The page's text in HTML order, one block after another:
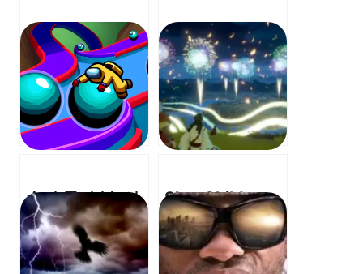
슈퍼 몽키 볼, 어
몽어스 – “크루메
이트, 몽키 볼에
합류하다!”
Sky: Children
of the Light –
“Look at the
dazzling